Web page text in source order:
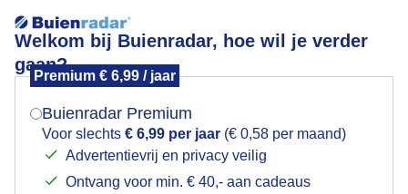
Welkom bij Buienradar, hoe wil je verder
gaan?
Premium € 6,99 / jaar
Buienradar Premium
Voor slechts € 6,99 per jaar (€ 0,58 per maand)
Advertentievrij en privacy veilig
Ontvang voor min. € 40,- aan cadeaus
Zonnig, helder, stevige windvlagen aan de Costa
Blanca
Mogen we je locatie gebruiken voor het
Indien je hier nog geen akkoord op hebt gegeven,